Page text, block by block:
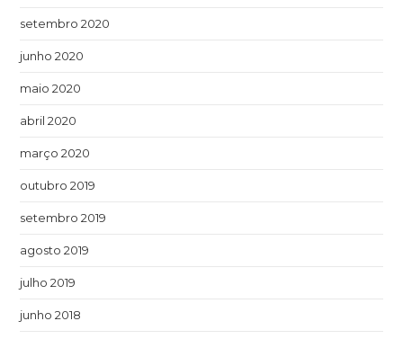
setembro 2020
junho 2020
maio 2020
abril 2020
março 2020
outubro 2019
setembro 2019
agosto 2019
julho 2019
junho 2018